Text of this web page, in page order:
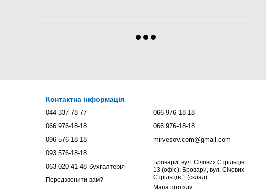
Контактна інформація
044 337-78-77
066 976-18-18
096 576-18-18
093 576-18-18
063 020-41-48 бухгалтерія
Передзвонити вам?
066 976-18-18
066 976-18-18
mirvesov.com@gmail.com
Бровари, вул. Січових Стрільців
13 (офіс); Бровари, вул. Січових
Стрільців 1 (склад)
Мапа проїзду